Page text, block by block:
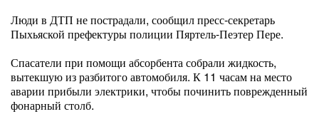
Люди в ДТП не пострадали, сообщил пресс-секретарь
Пыхьяской префектуры полиции Пяртель-Пеэтер Пере.
Спасатели при помощи абсорбента собрали жидкость,
вытекшую из разбитого автомобиля. К 11 часам на место
аварии прибыли электрики, чтобы починить поврежденный
фонарный столб.